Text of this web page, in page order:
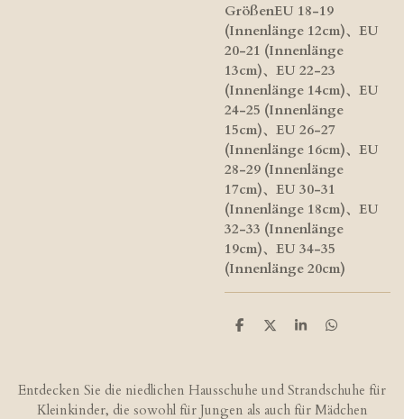
GrößenEU 18-19
(Innenlänge 12cm)、EU
20-21 (Innenlänge
13cm)、EU 22-23
(Innenlänge 14cm)、EU
24-25 (Innenlänge
15cm)、EU 26-27
(Innenlänge 16cm)、EU
28-29 (Innenlänge
17cm)、EU 30-31
(Innenlänge 18cm)、EU
32-33 (Innenlänge
19cm)、EU 34-35
(Innenlänge 20cm)
T
e
n
T
n
T
n
T
n
Entdecken Sie die niedlichen Hausschuhe und Strandschuhe für
Kleinkinder, die sowohl für Jungen als auch für Mädchen